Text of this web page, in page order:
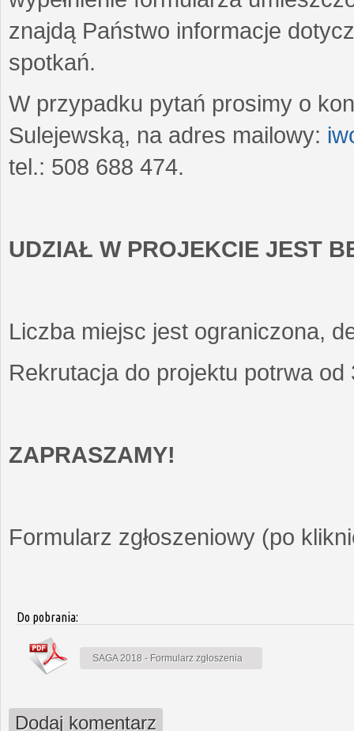
znajdą Państwo informacje
spotkań.
W przypadku pytań prosimy o
Sulejewską, na adres mailowy:
tel.: 508 688 474.
UDZIAŁ W PROJEKCIE JEST
Liczba miejsc jest ograniczona,
Rekrutacja do projektu potrwa
ZAPRASZAMY!
Formularz zgłoszeniowy (po
Do pobrania:
SAGA 2018 - Formularz zgłoszenia
Dodaj komentarz